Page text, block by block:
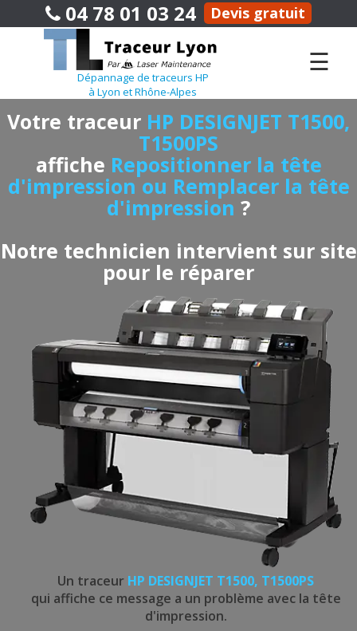
04 78 01 03 24 Devis gratuit
Dépannage de traceurs HP
à Lyon et Rhône-Alpes
☰
Votre traceur HP DESIGNJET T1500,
T1500PS
affiche Repositionner la tête
d'impression ou Remplacer la tête
d'impression ?
Notre technicien intervient sur site
pour le réparer
Un traceur HP DESIGNJET T1500, T1500PS
qui affiche ce message a un problème avec la tête
d'impression.